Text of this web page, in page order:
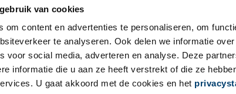
van cookies
om content en advertenties te personaliseren, om
te analyseren. Ook delen we informatie
voor social media, adverteren en analyse. Deze
informatie die u aan ze heeft verstrekt of die ze
U gaat akkoord met de cookies en het
NIEUWSBRIEF
DISCLAIMER
PRIVACY
TOEGANKELIJKHEID